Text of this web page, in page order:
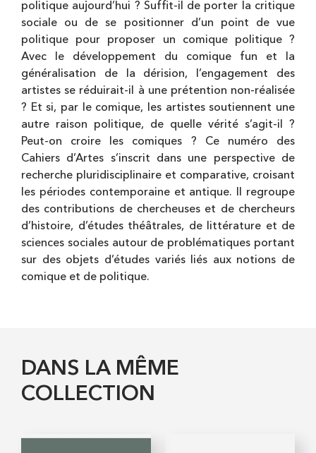
politique aujourd’hui ? Suffit-il de porter la critique
sociale ou de se positionner d’un point de vue
politique pour proposer un comique politique ?
Avec le développement du comique fun et la
généralisation de la dérision, l’engagement des
artistes se réduirait-il à une prétention non-réalisée
? Et si, par le comique, les artistes soutiennent une
autre raison politique, de quelle vérité s’agit-il ?
Peut-on croire les comiques ? Ce numéro des
Cahiers d’Artes s’inscrit dans une perspective de
recherche pluridisciplinaire et comparative, croisant
les périodes contemporaine et antique. Il regroupe
des contributions de chercheuses et de chercheurs
d’histoire, d’études théâtrales, de littérature et de
sciences sociales autour de problématiques portant
sur des objets d’études variés liés aux notions de
comique et de politique.
DANS LA MÊME
COLLECTION